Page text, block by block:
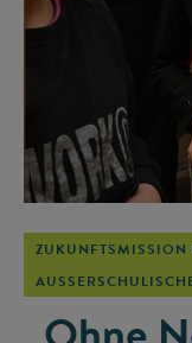
ZUKUNFTSMISSION